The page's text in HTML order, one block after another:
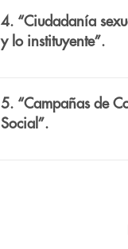
4. “Ciudadanía
y lo instituyente”.
5. “Campañas de
Social”.